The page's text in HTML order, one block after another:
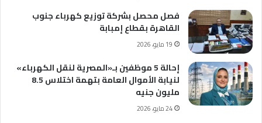
فصل محصل بشركة توزيع كهرباء جنوب
القاهرة بقطاع إمبابة
19 مايو، 2026
إحالة 5 موظفين بـ«المصرية لنقل الكهرباء»
لنيابة الأموال العامة بتهمة اختلاس 8.5
مليون جنيه
24 مايو، 2026